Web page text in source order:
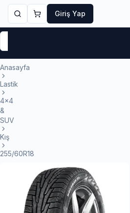
Giriş Yap
Anasayfa
Lastik
4x4
&
SUV
Kış
255/60R18